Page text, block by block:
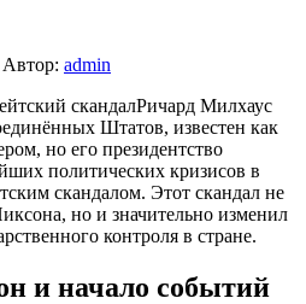
Автор: admin
Ричард Милхаус
Штатов, известен как
но его президентство
политических кризисов в
скандалом. Этот скандал не
но и значительно изменил
контроля в стране.
и начало событий